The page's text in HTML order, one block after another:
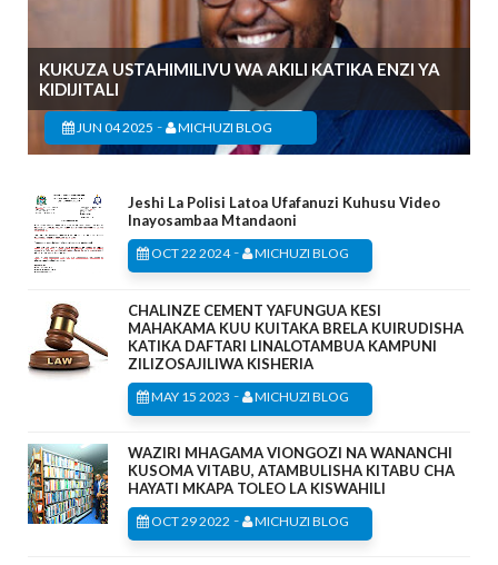
KUKUZA USTAHIMILIVU WA AKILI KATIKA ENZI YA
KIDIJITALI
JUN 04 2025 - MICHUZI BLOG
Jeshi La Polisi Latoa Ufafanuzi Kuhusu Video
Inayosambaa Mtandaoni
OCT 22 2024- MICHUZI BLOG
CHALINZE CEMENT YAFUNGUA KESI
MAHAKAMA KUU KUITAKA BRELA KUIRUDISHA
KATIKA DAFTARI LINALOTAMBUA KAMPUNI
ZILIZOSAJILIWA KISHERIA
MAY 15 2023 - MICHUZI BLOG
WAZIRI MHAGAMA VIONGOZI NA WANANCHI
KUSOMA VITABU, ATAMBULISHA KITABU CHA
HAYATI MKAPA TOLEO LA KISWAHILI
OCT 29 2022 - MICHUZI BLOG